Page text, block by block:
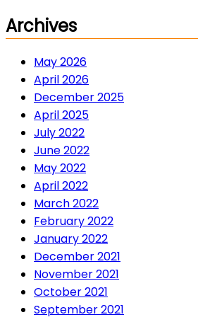
Archives
May 2026
April 2026
December 2025
April 2025
July 2022
June 2022
May 2022
April 2022
March 2022
February 2022
January 2022
December 2021
November 2021
October 2021
September 2021